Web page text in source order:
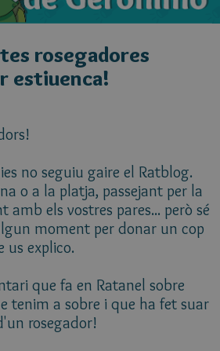
rosegadores
estiuenca!
no seguiu gaire el Ratblog.
o a la platja, passejant per la
els vostres pares... però sé
moment per donar un cop
us explico.
que fa en Ratanel sobre
tenim a sobre i que ha fet suar
rosegador!